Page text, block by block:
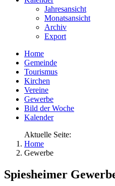
Jahresansicht
Monatsansicht
Archiv
Export
Home
Gemeinde
Tourismus
Kirchen
Vereine
Gewerbe
Bild der Woche
Kalender
Aktuelle Seite:
Home
Gewerbe
Spiesheimer